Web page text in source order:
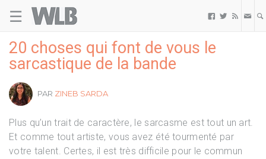
☰   
20 choses qui font de vous le
sarcastique de la bande
PAR ZINEB SARDA
Plus qu’un trait de caractère, le sarcasme est tout un art.
Et comme tout artiste, vous avez été tourmenté par
votre talent. Certes, il est très difficile pour le commun